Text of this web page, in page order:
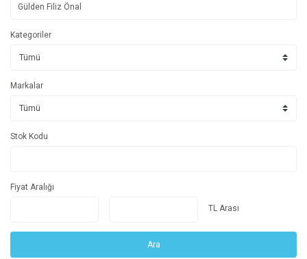
Kategoriler
Markalar
Stok Kodu
Fiyat Aralığı
TL Arası
Ara